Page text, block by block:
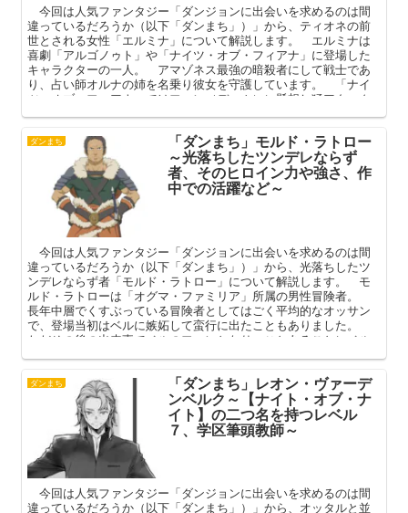
今回は人気ファンタジー「ダンジョンに出会いを求めるのは間
違っているだろうか（以下「ダンまち」）」から、ティオネの前
世とされる女性「エルミナ」について解説します。 エルミナは
喜劇「アルゴノゥト」や「ナイツ・オブ・フィアナ」に登場した
キャラクターの一人。 アマゾネス最強の暗殺者にして戦士であ
り、占い師オルナの姉を名乗り彼女を守護しています。 「ナイ
ツ・オブ・フィアナ」ではフィン（ディム）に懸想し猛アタック
するヒロインとして奮闘。 本記事ではそんなエルミナのプロフ
ダンまち 「ダンまち」モルド・ラトロー
～光落ちしたツンデレならず
者、そのヒロイン力や強さ、作
中での活躍など～
今回は人気ファンタジー「ダンジョンに出会いを求めるのは間
違っているだろうか（以下「ダンまち」）」から、光落ちしたツ
ンデレならず者「モルド・ラトロー」について解説します。 モ
ルド・ラトローは「オグマ・ファミリア」所属の男性冒険者。
長年中層でくすぶっている冒険者としてはごく平均的なオッサン
で、登場当初はベルに嫉妬して蛮行に出たこともありました。
ただその後の出来事でベルのファンとなり、ことあるごとにベル
説してまいります。
ダンまち 「ダンまち」レオン・ヴァーデ
ンベルク～【ナイト・オブ・ナ
イト】の二つ名を持つレベル
７、学区筆頭教師～
今回は人気ファンタジー「ダンジョンに出会いを求めるのは間
違っているだろうか（以下「ダンまち」）」から、オッタルと並